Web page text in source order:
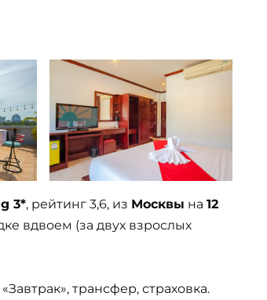
3*, рейтинг 3,6, из Москвы на 12
вдвоем (за двух взрослых
трансфер, страховка.